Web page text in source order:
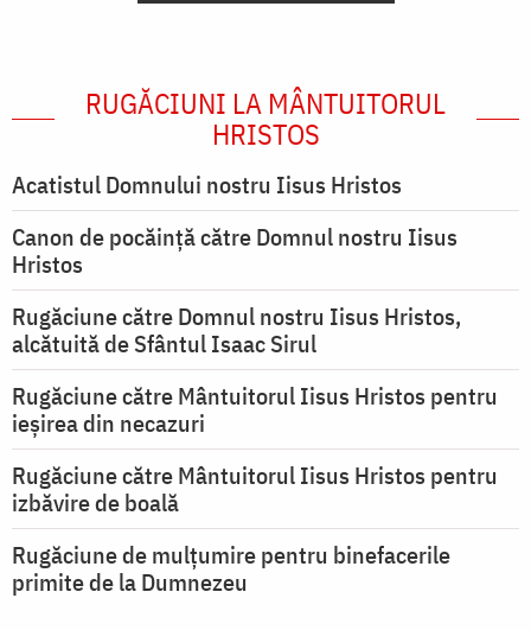
RUGĂCIUNI LA MÂNTUITORUL
HRISTOS
Acatistul Domnului nostru Iisus Hristos
Canon de pocăință către Domnul nostru Iisus
Hristos
Rugăciune către Domnul nostru Iisus Hristos,
alcătuită de Sfântul Isaac Sirul
Rugăciune către Mântuitorul Iisus Hristos pentru
ieşirea din necazuri
Rugăciune către Mântuitorul Iisus Hristos pentru
izbăvire de boală
Rugăciune de mulțumire pentru binefacerile
primite de la Dumnezeu